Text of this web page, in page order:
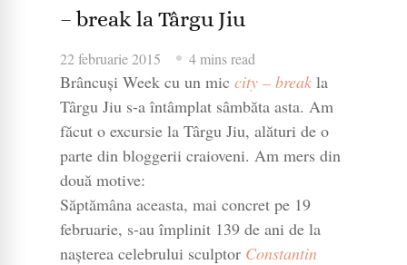
– break la Târgu Jiu
22 februarie 2015 4 mins read
Brâncuși Week cu un mic city – breakla
Târgu Jiu s-a întâmplat sâmbăta asta. Am
făcut o excursie la Târgu Jiu, alături de o
parte din bloggerii craioveni. Am mers din
două motive:
Săptămâna aceasta, mai concret pe 19
februarie, s-au împlinit 139 de ani de la
nașterea celebrului sculptor Constantin